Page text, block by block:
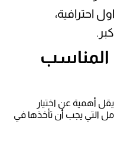
احترافية،
المناسب
أهمية عن اختيار
التي يجب أن تأخذها في